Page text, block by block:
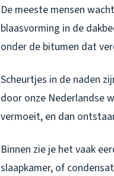
De meeste mensen
blaasvorming in de
onder de bitumen dat
Scheurtjes in de naden
door onze Nederlandse
vermoeit, en dan
Binnen zie je het vaak
slaapkamer, of